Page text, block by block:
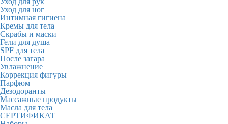
Уход для ног
Интимная гигиена
Кремы для тела
Скрабы и маски
Гели для душа
SPF для тела
После загара
Увлажнение
Коррекция фигуры
Парфюм
Дезодоранты
Массажные продукты
Масла для тела
СЕРТИФИКАТ